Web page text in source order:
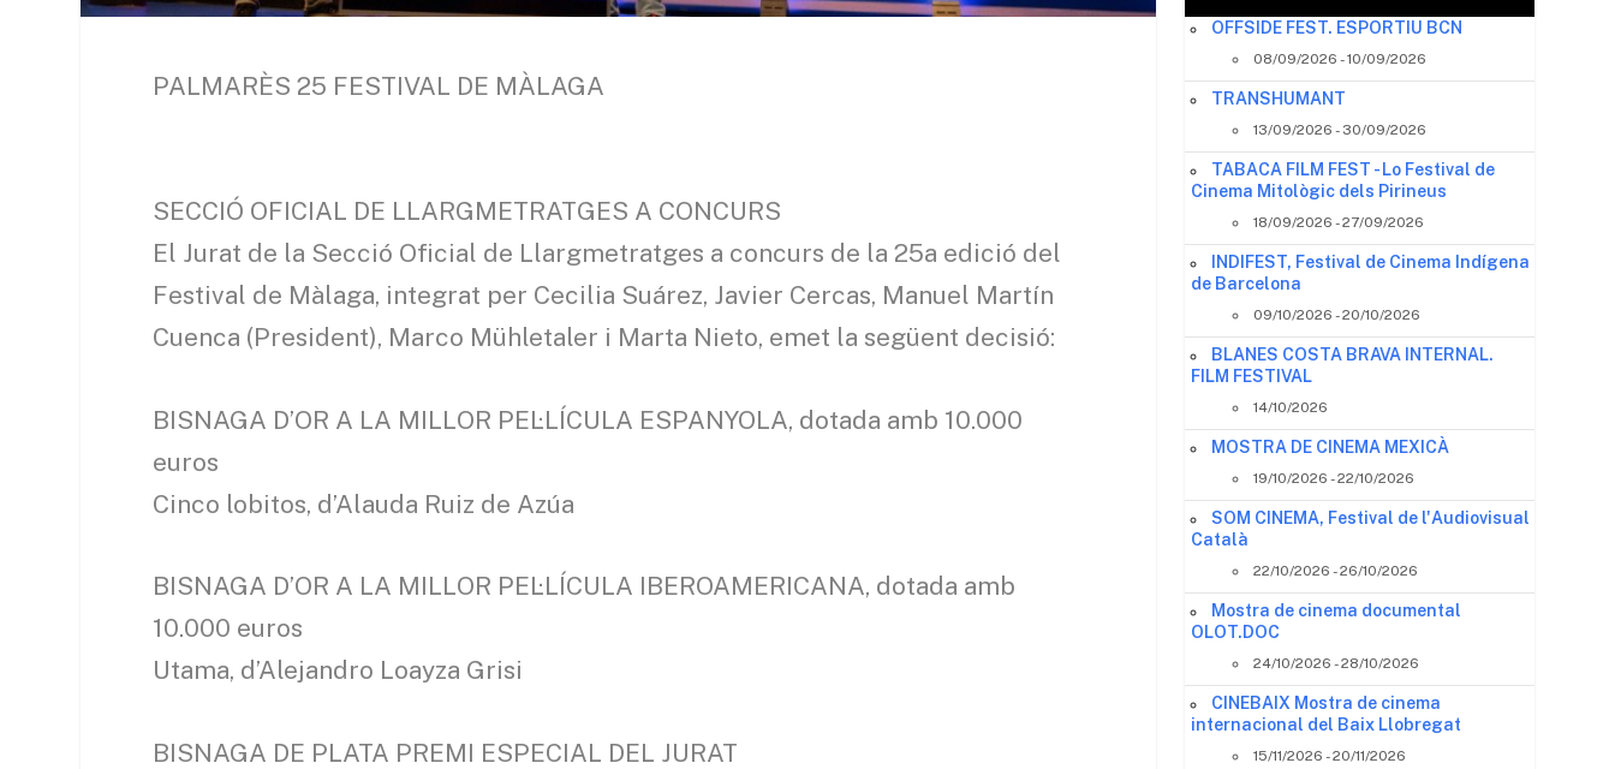
PALMARÈS 25 FESTIVAL DE MÀLAGA
SECCIÓ OFICIAL DE LLARGMETRATGES A CONCURS
El Jurat de la Secció Oficial de Llargmetratges a concurs de la 25a edició del
Festival de Màlaga, integrat per Cecilia Suárez, Javier Cercas, Manuel Martín
Cuenca (President), Marco Mühletaler i Marta Nieto, emet la següent decisió:
BISNAGA D’OR A LA MILLOR PEL·LÍCULA ESPANYOLA, dotada amb 10.000
euros
Cinco lobitos, d’Alauda Ruiz de Azúa
BISNAGA D’OR A LA MILLOR PEL·LÍCULA IBEROAMERICANA, dotada amb
10.000 euros
Utama, d’Alejandro Loayza Grisi
BISNAGA DE PLATA PREMI ESPECIAL DEL JURAT
OFFSIDE FEST. ESPORTIU BCN
08/09/2026 - 10/09/2026
TRANSHUMANT
13/09/2026 - 30/09/2026
TABACA FILM FEST - Lo Festival de
Cinema Mitològic dels Pirineus
18/09/2026 - 27/09/2026
INDIFEST, Festival de Cinema Indígena
de Barcelona
09/10/2026 - 20/10/2026
BLANES COSTA BRAVA INTERNAL.
FILM FESTIVAL
14/10/2026
MOSTRA DE CINEMA MEXICÀ
19/10/2026 - 22/10/2026
SOM CINEMA, Festival de l'Audiovisual
Català
22/10/2026 - 26/10/2026
Mostra de cinema documental
OLOT.DOC
24/10/2026 - 28/10/2026
CINEBAIX Mostra de cinema
internacional del Baix Llobregat
15/11/2026 - 20/11/2026